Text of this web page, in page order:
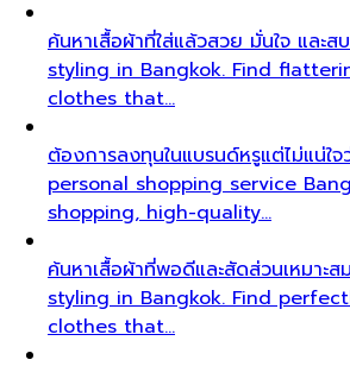
ค้นหาเสื้อผ้าที่ใส่แล้วสวย มั่นใจ และส
styling in Bangkok. Find
clothes that…
ต้องการลงทุนในแบรนด์หรูแต่ไม่แน่ใจว่
personal shopping service
shopping, high-quality…
ค้นหาเสื้อผ้าที่พอดีและสัดส่วนเหมาะสม
styling in Bangkok. Find
clothes that…